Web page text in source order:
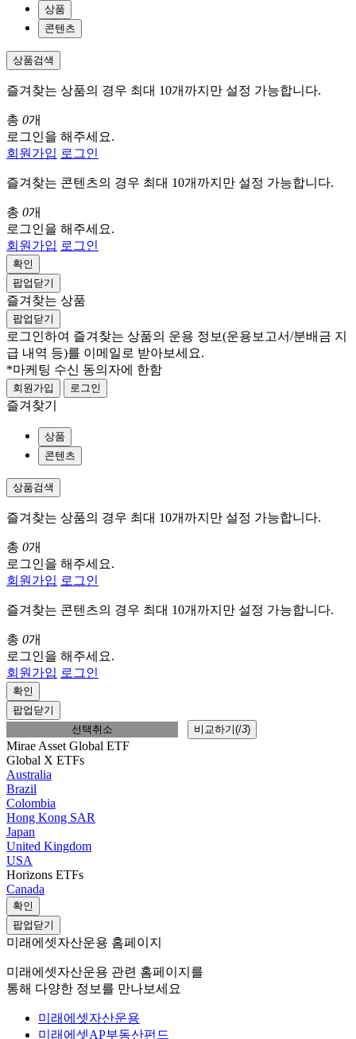
상품
콘텐츠
상품검색
즐겨찾는 상품의 경우 최대 10개까지만 설정 가능합니다.
총 0개
로그인을 해주세요.
회원가입 로그인
즐겨찾는 콘텐츠의 경우 최대 10개까지만 설정 가능합니다.
총 0개
로그인을 해주세요.
회원가입 로그인
확인
팝업닫기
즐겨찾는 상품
팝업닫기
로그인하여 즐겨찾는 상품의 운용 정보(운용보고서/분배금 지
급 내역 등)를 이메일로 받아보세요.
*마케팅 수신 동의자에 한함
회원가입 로그인
즐겨찾기
상품
콘텐츠
상품검색
즐겨찾는 상품의 경우 최대 10개까지만 설정 가능합니다.
총 0개
로그인을 해주세요.
회원가입 로그인
즐겨찾는 콘텐츠의 경우 최대 10개까지만 설정 가능합니다.
총 0개
로그인을 해주세요.
회원가입 로그인
확인
팝업닫기
선택취소
비교하기(/3)
Mirae Asset Global ETF
Global X ETFs
Australia
Brazil
Colombia
Hong Kong SAR
Japan
United Kingdom
USA
Horizons ETFs
Canada
확인
팝업닫기
미래에셋자산운용 홈페이지
미래에셋자산운용 관련 홈페이지를
통해 다양한 정보를 만나보세요
미래에셋자산운용
미래에셋AP부동산펀드